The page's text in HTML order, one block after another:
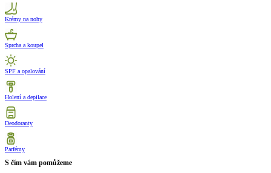
Krémy na nohy
Sprcha a koupel
SPF a opalování
Holení a depilace
Deodoranty
Parfémy
S čím vám pomůžeme